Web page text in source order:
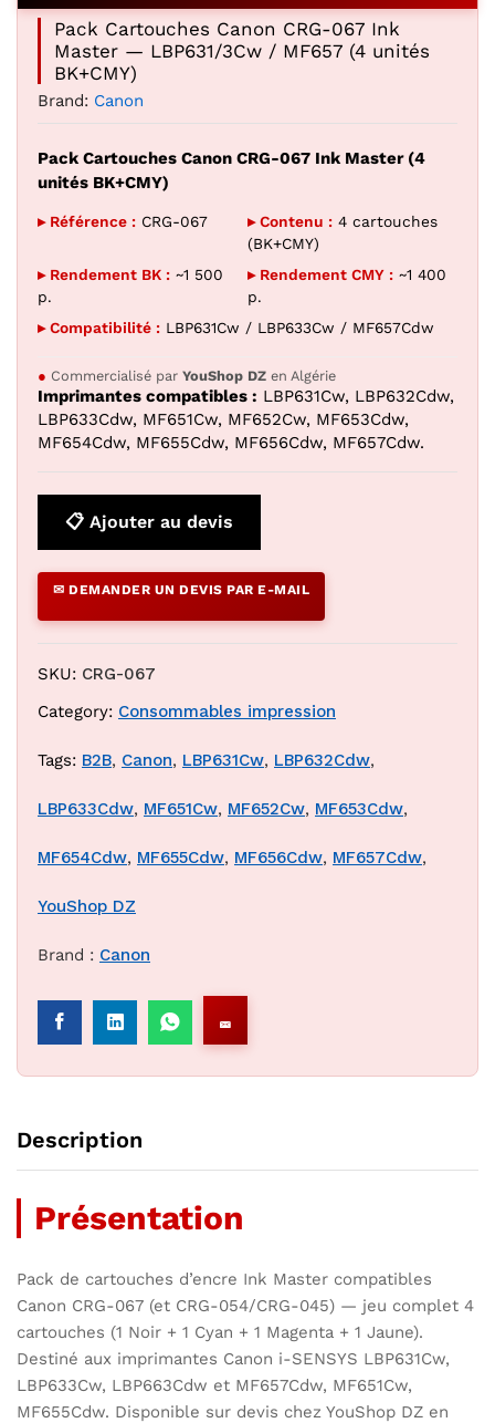
Pack Cartouches Canon CRG-067 Ink
Master — LBP631/3Cw / MF657 (4 unités
BK+CMY)
Brand: Canon
Pack Cartouches Canon CRG-067 Ink Master (4
unités BK+CMY)
▸ Référence : CRG-067 ▸ Contenu : 4 cartouches
(BK+CMY)
▸ Rendement BK : ~1 500
p.
▸ Rendement CMY : ~1 400
p.
▸ Compatibilité : LBP631Cw / LBP633Cw / MF657Cdw
● Commercialisé par YouShop DZ en Algérie
Imprimantes compatibles : LBP631Cw, LBP632Cdw,
LBP633Cdw, MF651Cw, MF652Cw, MF653Cdw,
MF654Cdw, MF655Cdw, MF656Cdw, MF657Cdw.
📋 Ajouter au devis
✉ DEMANDER UN DEVIS PAR E-MAIL
SKU: CRG-067
Category: Consommables impression
Tags: B2B, Canon, LBP631Cw, LBP632Cdw,
LBP633Cdw, MF651Cw, MF652Cw, MF653Cdw,
MF654Cdw, MF655Cdw, MF656Cdw, MF657Cdw,
YouShop DZ
Brand : Canon
Description
Présentation
Pack de cartouches d’encre Ink Master compatibles
Canon CRG-067 (et CRG-054/CRG-045) — jeu complet 4
cartouches (1 Noir + 1 Cyan + 1 Magenta + 1 Jaune).
Destiné aux imprimantes Canon i-SENSYS LBP631Cw,
LBP633Cw, LBP663Cdw et MF657Cdw, MF651Cw,
MF655Cdw. Disponible sur devis chez YouShop DZ en